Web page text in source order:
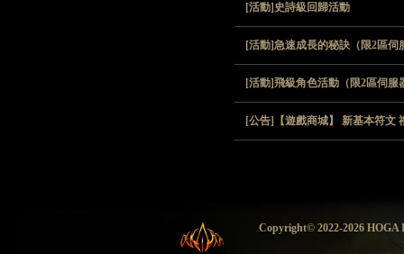
[活動]史詩級回歸活動
[活動]急速成長的秘訣（限2區伺
[活動]飛級角色活動（限2區伺服
[公告]【遊戲商城】 新基本符文
Copyright© 2022-2026